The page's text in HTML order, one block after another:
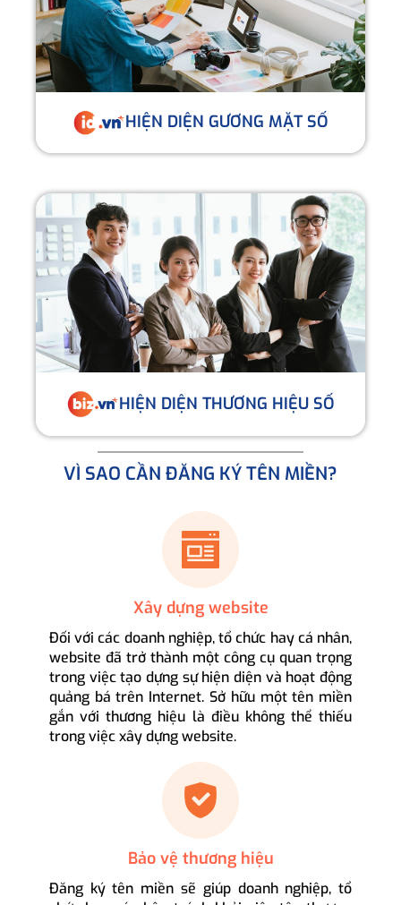
HIỆN DIỆN GƯƠNG MẶT SỐ
HIỆN DIỆN THƯƠNG HIỆU SỐ
VÌ SAO CẦN ĐĂNG KÝ TÊN MIỀN?
Xây dựng website
Đối với các doanh nghiệp, tổ chức hay cá nhân,
website đã trở thành một công cụ quan trọng
trong việc tạo dựng sự hiện diện và hoạt động
quảng bá trên Internet. Sở hữu một tên miền
gắn với thương hiệu là điều không thể thiếu
trong việc xây dựng website.
Bảo vệ thương hiệu
Đăng ký tên miền sẽ giúp doanh nghiệp, tổ